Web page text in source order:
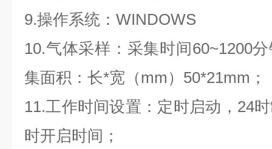
9.操作系统：WINDOWS
10.气体采样：采集时间60~1200
集面积：长*宽（mm）50*21mm；
11.工作时间设置：定时启动，24
时开启时间；